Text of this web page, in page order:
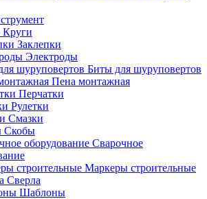
Круги
Заклепки
Электроды
Биты для шуруповертов
Пена монтажная
Перчатки
Рулетки
Смазки
Скобы
Сварочное
Маркеры строительные
Сверла
Шаблоны